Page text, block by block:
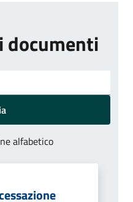
documenti
alfabetico